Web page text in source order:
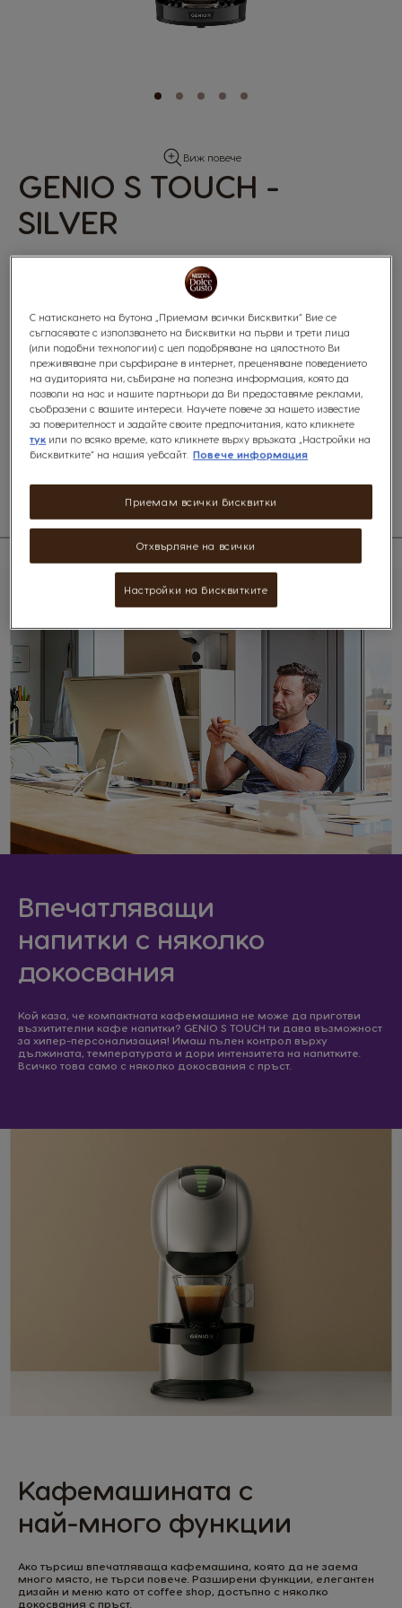
beginning
gallery
Виж повече
GENIO S TOUCH -
SILVER
%
100
Кафемашина NESCAFÉ® Dolce Gusto от KRUPS
Автоматично управление | Цвят: Silver | 220-240V
Под своята красота кафемашината GENIO S TOUCH разполага с
функция Espresso boost за по-интензивно и концентрирано еспресо,
възможност за контрол на температурата и сензорен дисплей за лесно
Впечатляващи
напитки с няколко
докосвания
Кой каза, че компактната кафемашина не може да приготви
възхитителни кафе напитки? GENIO S TOUCH ти дава възможност
за хипер-персонализация! Имаш пълен контрол върху
дължината, температурата и дори интензитета на напитките.
Всичко това само с няколко докосвания с пръст.
Кафемашината с
най-много функции
Ако търсиш впечатляваща кафемашина, която да не заема
много място, не търси повече. Разширени функции, елегантен
дизайн и меню като от coffee shop, достъпно с няколко
докосвания с пръст.
С натискането на бутона „Приемам всички бисквитки“ Вие се
съгласявате с използването на бисквитки на първи и трети лица
(или подобни технологии) с цел подобряване на цялостното Ви
преживяване при сърфиране в интернет, преценяване поведението
на аудиторията ни, събиране на полезна информация, която да
позволи на нас и нашите партньори да Ви предоставяме реклами,
съобразени с вашите интереси. Научете повече за нашето известие
за поверителност и задайте своите предпочитания, като кликнете
тук или по всяко време, като кликнете върху връзката „Настройки на
бисквитките“ на нашия уебсайт. Повече информация
Отхвърляне на всички
Приемам всички бисквитки
Настройки на бисквитките